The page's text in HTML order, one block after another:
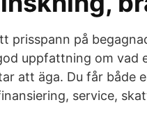
prisspann på
uppfattning om vad
att äga. Du får både
service,